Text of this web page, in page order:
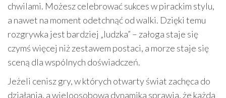
chwilami. Możesz celebrować sukces w pirackim stylu,
a nawet na moment odetchnąć od walki. Dzięki temu
rozgrywka jest bardziej „ludzka” – załoga staje się
czymś więcej niż zestawem postaci, a morze staje się
sceną dla wspólnych doświadczeń.
Jeżeli cenisz gry, w których otwarty świat zachęca do
działania, a wieloosobowa dynamika sprawia, że każda